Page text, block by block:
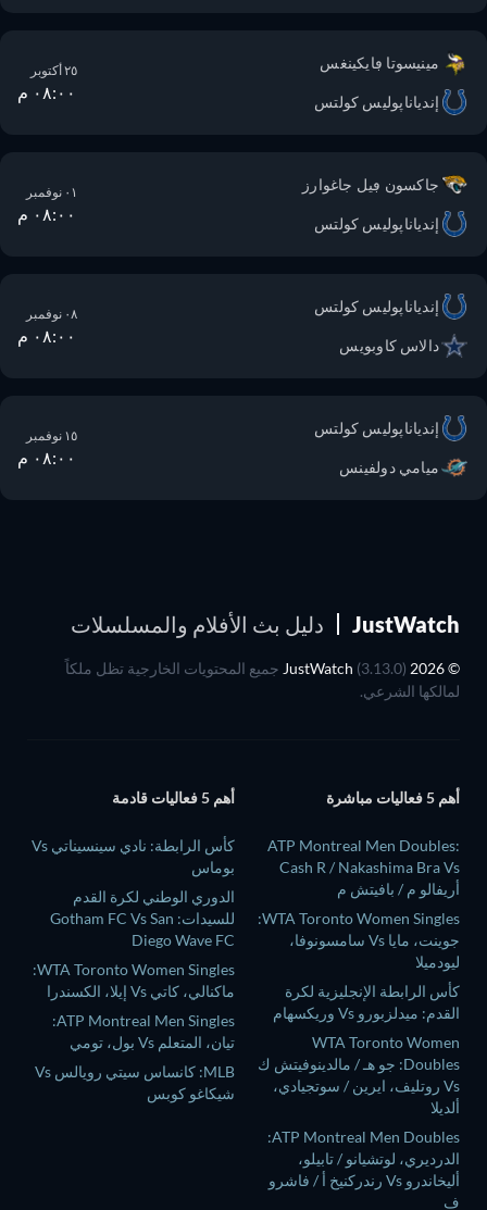
مينيسوتا ڢايكينغس
إندياناپوليس كولتس ٠٨:٠٠ م
جاكسون ڢيل جاغوارز
إندياناپوليس كولتس ٠٨:٠٠ م
إندياناپوليس كولتس
دالاس كاوبويس ٠٨:٠٠ م
إندياناپوليس كولتس
ميامي دولفينس ٠٨:٠٠ م
JustWatch دليل بث الأفلام والمسلسلات
(3.13.0) جميع المحتويات الخارجية تظل ملكاً
لمالكها الشرعي.
أهم 5 فعاليات مباشرة
ATP Montreal Men Doubles:
Cash R / Nakashima Bra Vs
أريفالو م / بافيتش م
WTA Toronto Women Singles:
جوينت، مايا Vs سامسونوفا،
ليودميلا
كأس الرابطة الإنجليزية لكرة
القدم: ميدلزبورو Vs وريكسهام
WTA Toronto Women
Doubles: جو هـ / مالدينوفيتش ك
Vs روتليف، ايرين / سوتجيادي،
ألديلا
ATP Montreal Men Doubles:
الدرديري، لوتشيانو / تابيلو،
أليخاندرو Vs رندركنيخ أ / فاشرو
أهم 5 فعاليات قادمة
كأس الرابطة: نادي سينسيناتي Vs
بوماس
الدوري الوطني لكرة القدم
للسيدات: Gotham FC Vs San
Diego Wave FC
WTA Toronto Women Singles:
ماكنالي، كاتي Vs إيلا، الكسندرا
ATP Montreal Men Singles:
تيان، المتعلم Vs بول، تومي
MLB: كانساس سيتي رويالس Vs
شيكاغو كوبس